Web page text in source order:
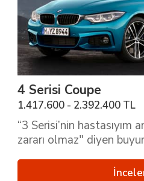
4 Serisi Coupe
1.417.600 - 2.392.400 TL
“3 Serisi’nin hastasıyım
zararı olmaz" diyen